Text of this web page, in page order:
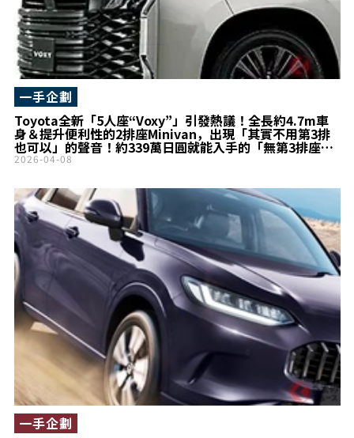
Toyota全新「5人座“Voxy”」引發熱議！全長約4.7m車
身＆提升便利性的2排座Minivan，出現「其實不用第3排
也可以」的聲音！約339萬日圓就能入手的「無第3排座
椅」版本是什麼？
一手企劃
2026-04-08
一手企劃